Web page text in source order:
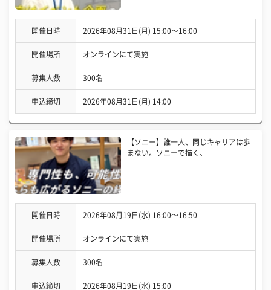
開催日時 2026年08月31日(月) 15:00〜16:00
開催場所 オンラインにて実施
募集人数 300名
申込締切 2026年08月31日(月) 14:00
【ソニー】誰一人、同じキャリアは歩
まない。ソニーで描く、
開催日時 2026年08月19日(水) 16:00〜16:50
開催場所 オンラインにて実施
募集人数 300名
申込締切 2026年08月19日(水) 15:00